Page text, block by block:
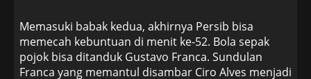
Memasuki babak kedua, akhirnya Persib bisa
memecah kebuntuan di menit ke-52. Bola sepak
pojok bisa ditanduk Gustavo Franca. Sundulan
Franca yang memantul disambar Ciro Alves menjadi